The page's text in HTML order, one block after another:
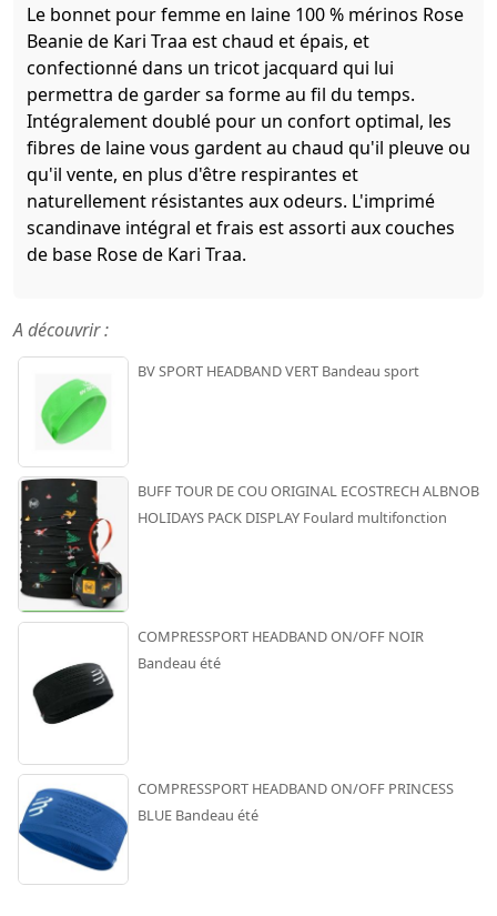
Le bonnet pour femme en laine 100 % mérinos Rose
Beanie de Kari Traa est chaud et épais, et
confectionné dans un tricot jacquard qui lui
permettra de garder sa forme au fil du temps.
Intégralement doublé pour un confort optimal, les
fibres de laine vous gardent au chaud qu'il pleuve ou
qu'il vente, en plus d'être respirantes et
naturellement résistantes aux odeurs. L'imprimé
scandinave intégral et frais est assorti aux couches
de base Rose de Kari Traa.
A découvrir :
BV SPORT HEADBAND VERT Bandeau sport
BUFF TOUR DE COU ORIGINAL ECOSTRECH ALBNOB
HOLIDAYS PACK DISPLAY Foulard multifonction
COMPRESSPORT HEADBAND ON/OFF NOIR
Bandeau été
COMPRESSPORT HEADBAND ON/OFF PRINCESS
BLUE Bandeau été